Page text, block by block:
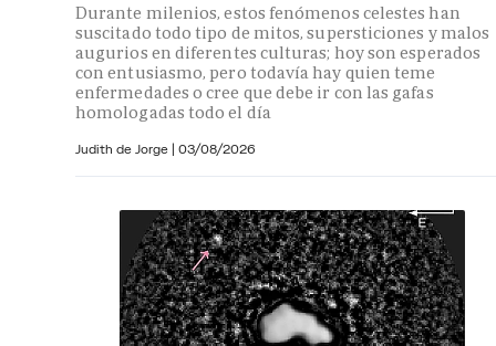
Durante milenios, estos fenómenos celestes han
suscitado todo tipo de mitos, supersticiones y malos
augurios en diferentes culturas; hoy son esperados
con entusiasmo, pero todavía hay quien teme
enfermedades o cree que debe ir con las gafas
homologadas todo el día
Judith de Jorge | 03/08/2026